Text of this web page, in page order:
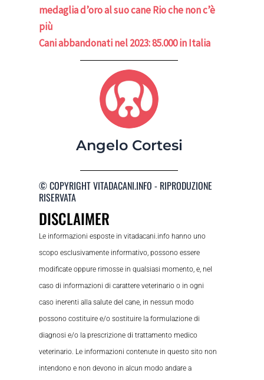
medaglia d’oro al suo cane Rio che non c’è
più
Cani abbandonati nel 2023: 85.000 in Italia
Angelo Cortesi
© COPYRIGHT VITADACANI.INFO - RIPRODUZIONE
RISERVATA
DISCLAIMER
Le informazioni esposte in vitadacani.info hanno uno
scopo esclusivamente informativo, possono essere
modificate oppure rimosse in qualsiasi momento, e, nel
caso di informazioni di carattere veterinario o in ogni
caso inerenti alla salute del cane, in nessun modo
possono costituire e/o sostituire la formulazione di
diagnosi e/o la prescrizione di trattamento medico
veterinario. Le informazioni contenute in questo sito non
intendono e non devono in alcun modo andare a